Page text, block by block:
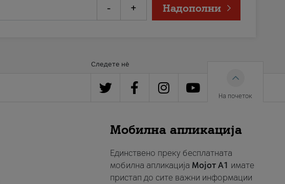
- + Надополни
Следете нè
На почеток
Мобилна апликација
Единствено преку бесплатната
мобилна апликација Мојот A1 имате
пристап до сите важни информации